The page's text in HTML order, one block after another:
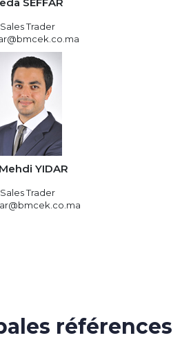
Sales Trader
YIDAR
Sales Trader
références